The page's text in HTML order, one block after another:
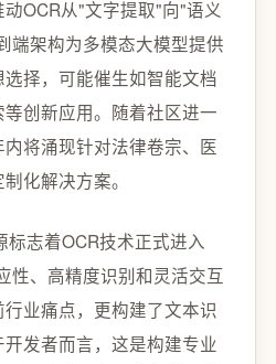
OCR从"文字提取"向"语义
端架构为多模态大模型提供
择，可能催生如智能文档
创新应用。随着社区进一
将涌现针对法律卷宗、医
化解决方案。
标志着OCR技术正式进入
性、高精度识别和灵活交互
业痛点，更构建了文本识
发者而言，这是构建专业